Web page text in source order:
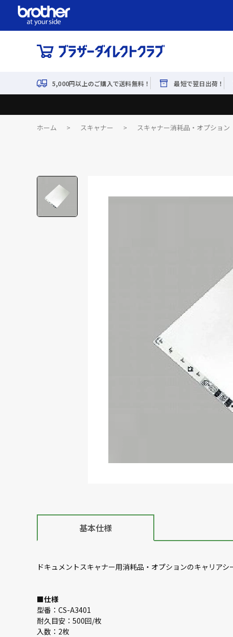
5,000円以上のご購入で送料無料！ 最短で翌日出荷！
ホーム > スキャナー > スキャナー消耗品・オプション
基本仕様
ドキュメントスキャナー用消耗品・オプションのキャリアシ
■仕様
型番：CS-A3401
耐久目安：500回/枚
入数：2枚